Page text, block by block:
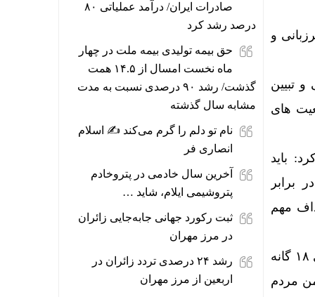
و
تبیین
های
باید
برابر
مهم
وی در خصوص چگونگی برگزاری کنگره سه هزار شهید استان ایلام نیز به روسای کمیته های ۱۸ گانه
مردم
صادرات ایران/ درآمد عملیاتی ۸۰
درصد رشد کرد
حق بیمه تولیدی بیمه ملت در چهار
ماه نخست امسال از ۱۴.۵ همت
گذشت/ رشد ۹۰ درصدی نسبت به مدت
مشابه سال گذشته
نام تو دلم را گرم می‌کند ✍️ اسلام
انصاری فر
آخرین سال خادمی در پتروخادم
پتروشیمی ایلام، شاید …
ثبت رکورد جهانی جابه‌جایی زائران
در مرز مهران
رشد ۲۴ درصدی تردد زائران در
اربعین از مرز مهران